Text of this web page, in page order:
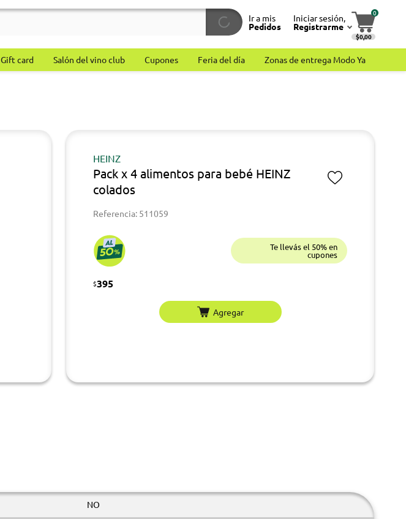
Ir a mis
Pedidos
Iniciar sesión,
Registrarme
0
$0,00
Gift card Salón del vino club Cupones Feria del día Zonas de entrega Modo Ya
HEINZ
Pack x 4 alimentos para bebé HEINZ
colados
Referencia: 511059
Te llevás el 50% en
cupones
$395
Agregar
NO